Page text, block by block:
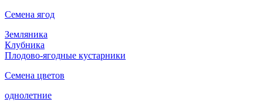
Семена ягод
Земляника
Клубника
Плодово-ягодные кустарники
Семена цветов
однолетние